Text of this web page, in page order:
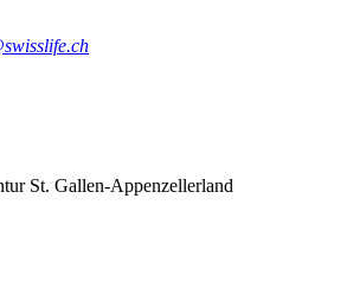
St. Gallen-Appenzellerland